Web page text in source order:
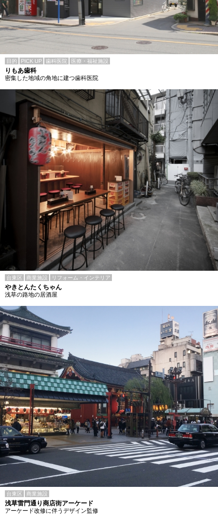
目的 PICK UP 歯科医院 医療・福祉施設
りもあ歯科
密集した地域の角地に建つ歯科医院
台東区 商業施設 リフォーム・インテリア
やきとんたくちゃん
浅草の路地の居酒屋
台東区 商業施設
浅草雷門通り商店街アーケード
アーケード改修に伴うデザイン監修